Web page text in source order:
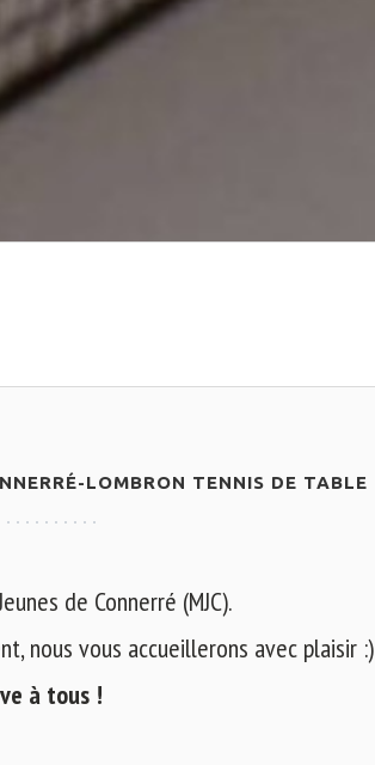
LOMBRON TENNIS DE TABLE
de Connerré (MJC).
nous vous accueillerons avec plaisir :)
à tous !